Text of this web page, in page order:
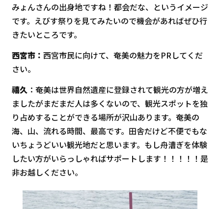
みょんさんの出身地ですね！都会だな、というイメージ
です。えびす祭りを見てみたいので機会があればぜひ行
きたいところです。
西宮市： 西宮市民に向けて、奄美の魅力をPRしてくだ
さい。
禧久 ：奄美は世界自然遺産に登録されて観光の方が増え
ましたがまだまだ人は多くないので、観光スポットを独
り占めすることができる場所が沢山あります。奄美の
海、山、流れる時間、最高です。田舎だけど不便でもな
いちょうどいい観光地だと思います。もし舟漕ぎを体験
したい方がいらっしゃればサポートします！！！！！是
非お越しください。